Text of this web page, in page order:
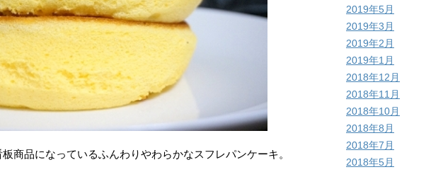
商品になっているふんわりやわらかなスフレパンケーキ。
2019年5月
2019年3月
2019年2月
2019年1月
2018年12月
2018年11月
2018年10月
2018年8月
2018年7月
2018年5月